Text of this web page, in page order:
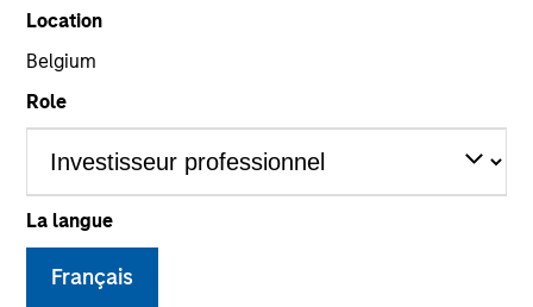
Location
Belgium
Role
La langue
Français
S&P 500 Total Return Index
Insights
Overview
Applied US Core Equity Strategy
core portfolio of typically 30 - 40 stocks, designed to
generate excess returns regardless of style market